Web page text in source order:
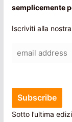
semplicemente
Iscriviti alla
Sotto l’ultima